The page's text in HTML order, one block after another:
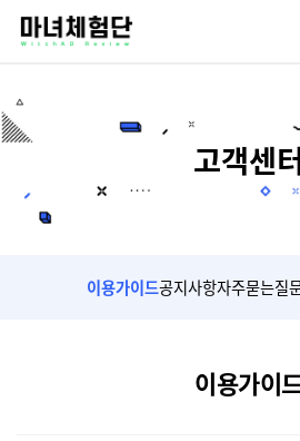
고객센
이용가이드공지사항자주묻는질
이용가이